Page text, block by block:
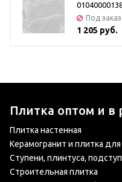
Под заказ
1 205 руб.
Плитка оптом и в
Плитка настенная
Керамогранит и плитка
Ступени, плинтуса,
Строительная плитка